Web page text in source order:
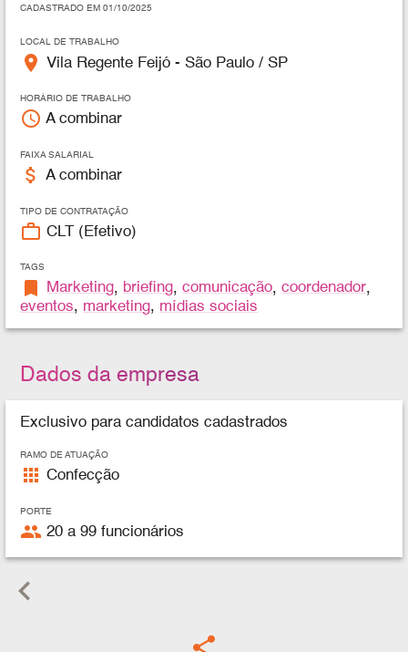
CADASTRADO EM 01/10/2025
LOCAL DE TRABALHO
place Vila Regente Feijó - São Paulo / SP
HORÁRIO DE TRABALHO
access_time A combinar
FAIXA SALARIAL
attach_money A combinar
TIPO DE CONTRATAÇÃO
work_outline CLT (Efetivo)
TAGS
bookmark Marketing, briefing,comunicação,coordenador,
eventos, marketing, mídias sociais
Dados da empresa
Exclusivo para candidatos cadastrados
RAMO DE ATUAÇÃO
apps Confecção
PORTE
people 20 a 99 funcionários
keyboard_arrow_left